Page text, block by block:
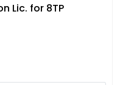
Lic. for 8TP